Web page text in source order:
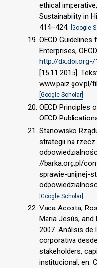
ethical
Sustainability in
414–424. [Google
OECD
Enterprises,
http://dx.doi.org-/
[15.11.2015].
www.paiz.gov.pl/
[Google Scholar]
OECD Principles
OECD
Stanowisko
strategii na rzecz
//barka.org.pl/
sprawie-unijnej-
[Google Scholar]
Vaca Acosta,
Maria Jesús, and
2007. Análisis de
corporativa
stakeholders,
institucional, en: